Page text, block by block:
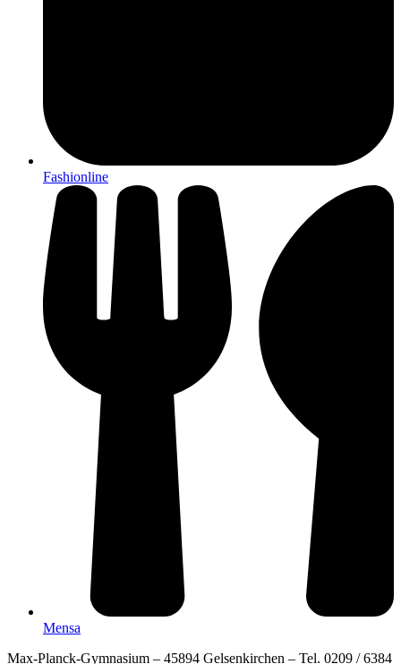
Fashionline
Mensa
Max-Planck-Gymnasium – 45894 Gelsenkirchen – Tel. 0209 / 6384